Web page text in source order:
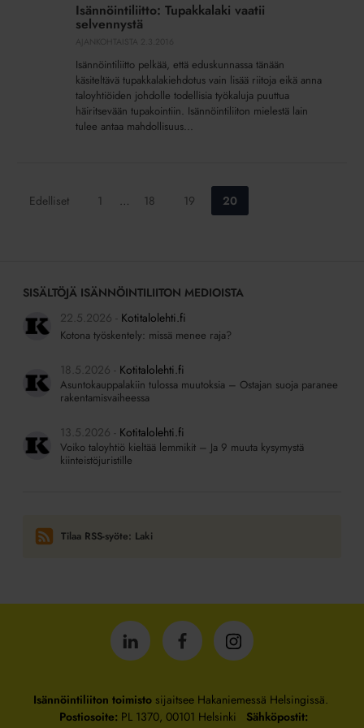
Isännöintiliitto: Tupakkalaki vaatii
selvennystä
Isännöintiliitto pelkää, että eduskunnassa tänään
käsiteltävä tupakkalakiehdotus vain lisää riitoja eikä anna
taloyhtiöiden johdolle todellisia työkaluja puuttua
häiritsevään tupakointiin. Isännöintiliiton mielestä lain
tulee antaa mahdollisuus...
Edelliset
Siirry
1 …
Siirry
18
Siirry
sivulle:
19
Siirry
sivulle:
20
SISÄLTÖJÄ ISÄNNÖINTILIITON MEDIOISTA
22.5.2026
Kotitalolehti.fi
Kotona työskentely: missä menee raja?
18.5.2026 Kotitalolehti.fi
Asuntokauppalakiin tulossa muutoksia – Ostajan suoja paranee
rakentamisvaiheessa
13.5.2026 Kotitalolehti.fi
Voiko taloyhtiö kieltää lemmikit – Ja 9 muuta kysymystä
kiinteistöjuristille
Tilaa RSS-syöte: Laki
Isännöintiliitto
LinkedInissä
Isännöintiliitto
Facebookissa
Isännöintiliitto
Instagrammissa
Isännöintiliiton toimistosijaitsee Hakaniemessä Helsingissä.
Postiosoite: PL 1370, 00101 Helsinki Sähköpostit: